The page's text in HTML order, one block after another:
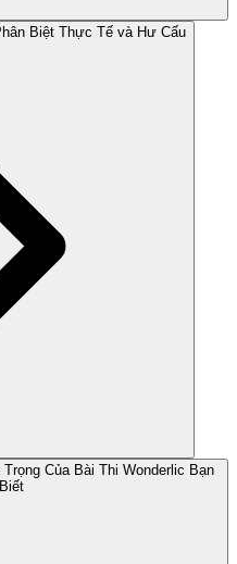
Biệt Thực Tế và Hư Cấu
Của Bài Thi Wonderlic Bạn